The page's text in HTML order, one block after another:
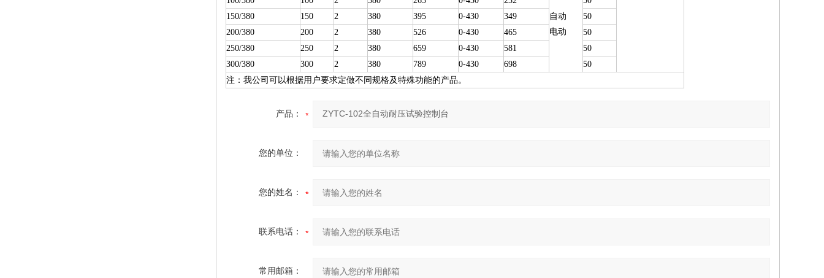
自动
电动
150/380
150 2 380 395 0-430 349
50
200/380
200 2 380 526 0-430 465
50
250/380
250 2 380 659 0-430 581
50
300/380
300 2 380 789 0-430 698
50
注：我公司可以根据用户要求定做不同规格及特殊功能的产品。
产品：
您的单位：
您的姓名：
联系电话：
常用邮箱：